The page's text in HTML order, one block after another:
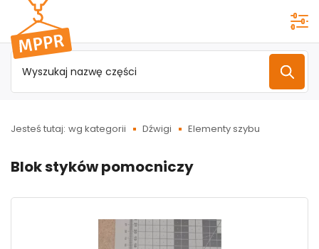
Przejdź do
menu
głównego
Jesteś tutaj: wg kategorii Dźwigi Elementy szybu
Blok styków pomocniczy